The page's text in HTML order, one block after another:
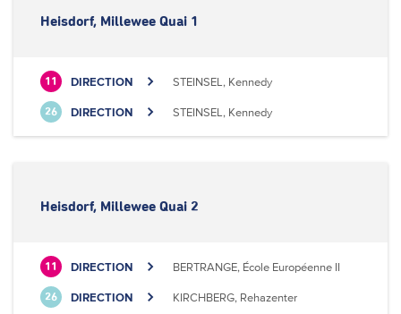
Heisdorf, Millewee Quai 1
11 DIRECTION STEINSEL, Kennedy
26 DIRECTION STEINSEL, Kennedy
Heisdorf, Millewee Quai 2
11 DIRECTION BERTRANGE, École Européenne II
26 DIRECTION KIRCHBERG, Rehazenter